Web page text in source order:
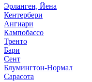
Эрланген, Йена
Кентербери
Ангиари
Кампобассо
Тренто
Бари
Сент
Блумингтон-Нормал
Сарасота